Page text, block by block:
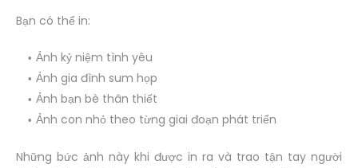
Bạn có thể in:
Ảnh kỷ niệm tình yêu
Ảnh gia đình sum họp
Ảnh bạn bè thân thiết
Ảnh con nhỏ theo từng giai đoạn phát triển
Những bức ảnh này khi được in ra và trao tận tay người